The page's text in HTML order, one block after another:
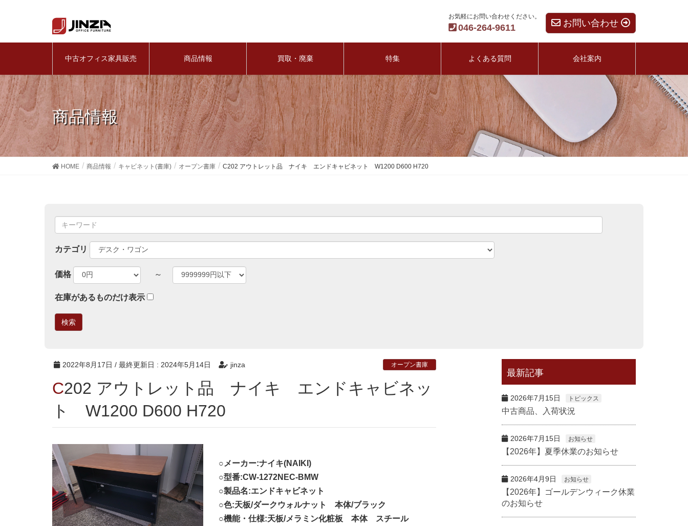
お気軽にお問い合わせください。
046-264-9611 お問い合わせ
中古オフィス家具販売 商品情報 買取・廃棄 特集 よくある質問 会社案内
商品情報
HOME 商品情報 キャビネット(書庫) オープン書庫 C202 アウトレット品 ナイキ エンドキャビネット W1200 D600 H720
カテゴリ
価格 ～
在庫があるものだけ表示
2022年8月17日 / 最終更新日 : 2024年5月14日 jinza オープン書庫
C202 アウトレット品 ナイキ エンドキャビネッ
ト W1200 D600 H720
○メーカー:ナイキ(NAIKI)
○型番:CW-1272NEC-BMW
○製品名:エンドキャビネット
○色:天板/ダークウォルナット 本体/ブラック
○機能・仕様:天板/メラミン化粧板 本体 スチール
最新記事
2026年7月15日 トピックス
中古商品、入荷状況
2026年7月15日 お知らせ
【2026年】夏季休業のお知らせ
2026年4月9日 お知らせ
【2026年】ゴールデンウィーク休業
のお知らせ